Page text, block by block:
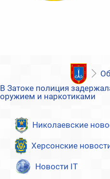
В Затоке полиция
оружием и наркотиками
Николаевские
Херсонские
Новости IT